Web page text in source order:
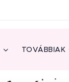
TOVÁBBIAK